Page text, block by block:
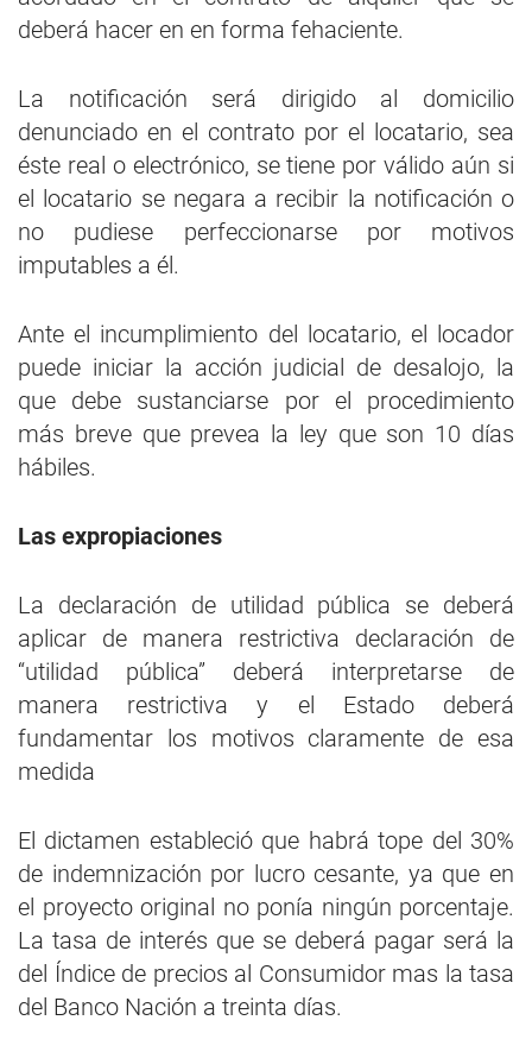
deberá hacer en en forma fehaciente.
La notificación será dirigido al domicilio
denunciado en el contrato por el locatario, sea
éste real o electrónico, se tiene por válido aún si
el locatario se negara a recibir la notificación o
no pudiese perfeccionarse por motivos
imputables a él.
Ante el incumplimiento del locatario, el locador
puede iniciar la acción judicial de desalojo, la
que debe sustanciarse por el procedimiento
más breve que prevea la ley que son 10 días
hábiles.
Las expropiaciones
La declaración de utilidad pública se deberá
aplicar de manera restrictiva declaración de
“utilidad pública” deberá interpretarse de
manera restrictiva y el Estado deberá
fundamentar los motivos claramente de esa
medida
El dictamen estableció que habrá tope del 30%
de indemnización por lucro cesante, ya que en
el proyecto original no ponía ningún porcentaje.
La tasa de interés que se deberá pagar será la
del Índice de precios al Consumidor mas la tasa
del Banco Nación a treinta días.